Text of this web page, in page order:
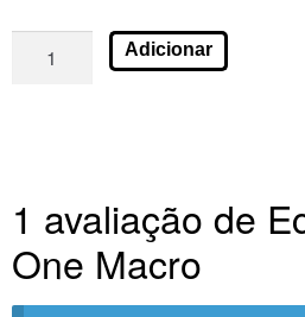
Adicionar
1 avaliação de
One Macro